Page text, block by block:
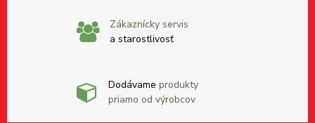
Zákaznícky servis
a starostlivosť
Dodávame produkty
priamo od výrobcov